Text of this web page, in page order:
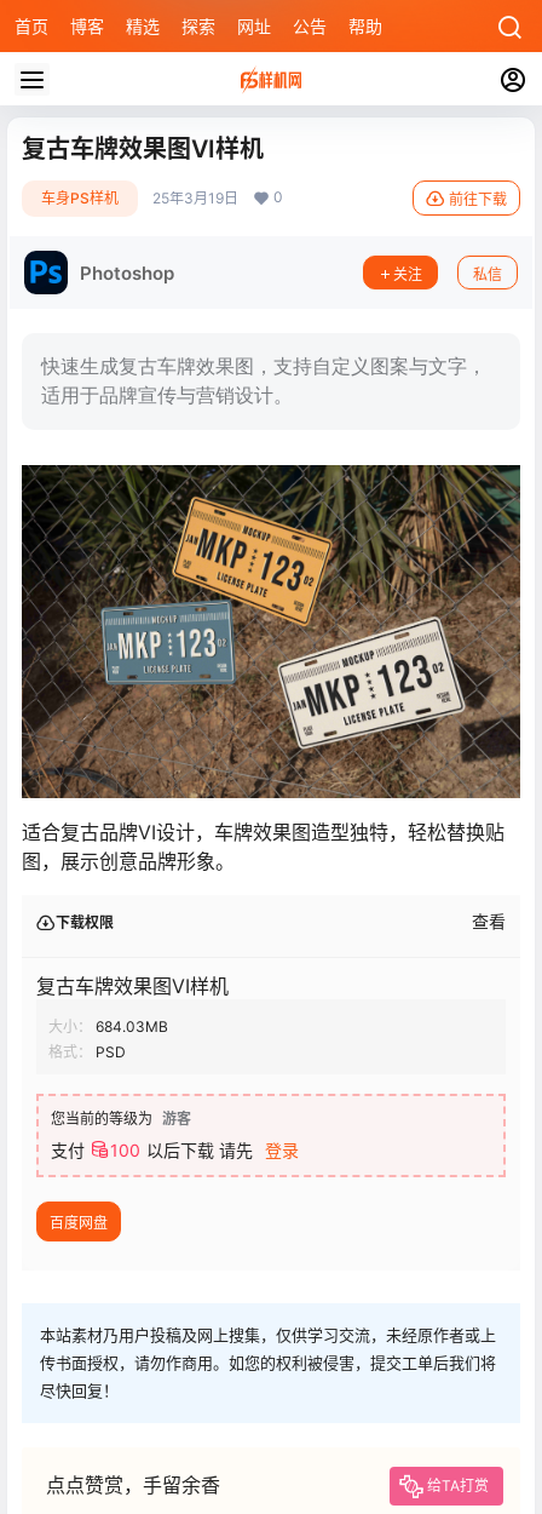
首页 博客 精选 探索 网址 公告 帮助
复古车牌效果图VI样机
车身PS样机 25年3月19日 0 前往下载
Photoshop 关注 私信
快速生成复古车牌效果图，支持自定义图案与文字，
适用于品牌宣传与营销设计。
适合复古品牌VI设计，车牌效果图造型独特，轻松替换贴
图，展示创意品牌形象。
下载权限 查看
复古车牌效果图VI样机
大小：
684.03MB
格式：
PSD
您当前的等级为 游客
支付 100 以后下载 请先 登录
百度网盘
本站素材乃用户投稿及网上搜集，仅供学习交流，未经原作者或上
传书面授权，请勿作商用。如您的权利被侵害，提交工单后我们将
尽快回复！
点点赞赏，手留余香 给TA打赏